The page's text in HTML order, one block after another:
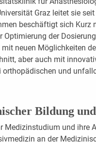
Graz leitet sie
beschäftigt sich Kurz
Optimierung der
neuen Möglichkeiten
aber auch mit
und
Bildung
Medizinstudium und ihre
an der